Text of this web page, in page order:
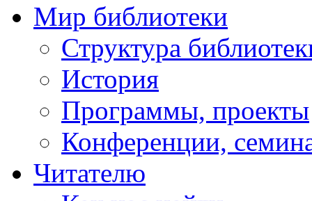
Мир библиотеки
Структура
История
Программы, проекты
Конференции,
Читателю